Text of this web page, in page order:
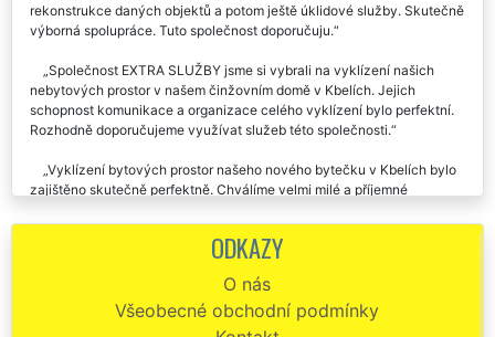
rekonstrukce daných objektů a potom ještě úklidové služby. Skutečně
výborná spolupráce. Tuto společnost doporučuju.
Společnost EXTRA SLUŽBY jsme si vybrali na vyklízení našich
nebytových prostor v našem činžovním domě v Kbelích. Jejich
schopnost komunikace a organizace celého vyklízení bylo perfektní.
Rozhodně doporučujeme využívat služeb této společnosti.
Vyklízení bytových prostor našeho nového bytečku v Kbelích bylo
zajištěno skutečně perfektně. Chválíme velmi milé a příjemné
se na začátku domluvili. Doporučujeme.
včera pomáhali vyklidit nebytové prostory v Kbelích, které jsem
zdědila po mém otci. Obdivuji jejich pracovní nasazení. Nepořádek,
který museli vyklidit byl skutečně strašný. Velmi chválím služby této
ODKAZY
O nás
Všeobecné obchodní podmínky